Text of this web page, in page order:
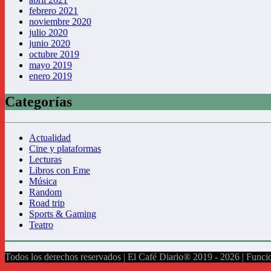
febrero 2021
noviembre 2020
julio 2020
junio 2020
octubre 2019
mayo 2019
enero 2019
Categorías
Actualidad
Cine y plataformas
Lecturas
Libros con Eme
Música
Random
Road trip
Sports & Gaming
Teatro
Todos los derechos reservados | El Café Diario® 2019 - 2026 |